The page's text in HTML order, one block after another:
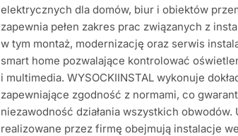
elektrycznych dla domów, biur i obiektów
zapewnia pełen zakres prac związanych z
w tym montaż, modernizację oraz serwis
smart home pozwalające kontrolować
i multimedia. WYSOCKIINSTAL wykonuje
zapewniające zgodność z normami, co
niezawodność działania wszystkich obwodów.
realizowane przez firmę obejmują instalacje